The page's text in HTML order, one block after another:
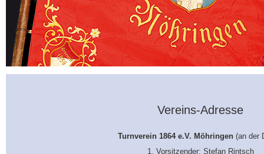
Vereins-Adresse
Turnverein 1864 e.V. Möhringen (an der
1. Vorsitzender: Stefan Rintsch